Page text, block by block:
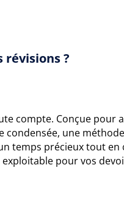
révisions ?
compte. Conçue pour
une
temps précieux tout
pour vos